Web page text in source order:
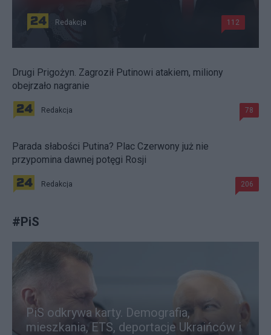
Redakcja 112
Drugi Prigożyn. Zagroził Putinowi atakiem, miliony
obejrzało nagranie
Redakcja 78
Parada słabości Putina? Plac Czerwony już nie
przypomina dawnej potęgi Rosji
Redakcja 206
#PiS
PiS odkrywa karty. Demografia,
mieszkania, ETS, deportacje Ukraińców i